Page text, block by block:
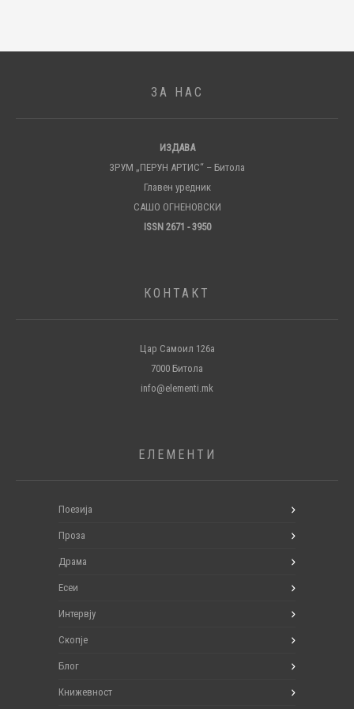
ЗА НАС
ИЗДАВА
ЗРУМ „ПЕРУН АРТИС“ – Битола
Главен уредник
САШО ОГНЕНОВСКИ
ISSN 2671 - 3950
КОНТАКТ
Цар Самоил 126а
7000 Битола
info@elementi.mk
ЕЛЕМЕНТИ
Поезија
Проза
Драма
Есеи
Интервју
Скопје
Блог
Книжевност